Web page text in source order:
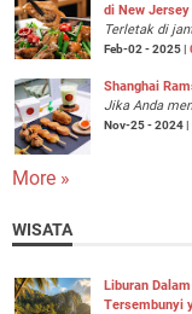
di New Jersey
Terletak di
Feb-02 - 2025 |
Shanghai
Jika Anda
Nov-25 - 2024 |
More »
WISATA
Liburan
Tersembunyi